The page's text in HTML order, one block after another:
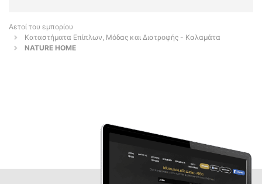
Αετοί του εμπορίου
Καταστήματα Επίπλων, Μόδας και Διατροφής - Καλαμάτα
NATURE HOME